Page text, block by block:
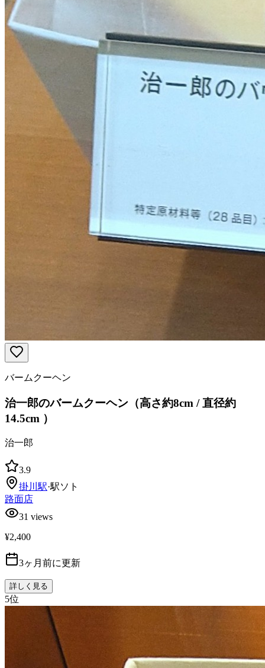
バームクーヘン
治一郎のバームクーヘン（高さ約8cm / 直径約
14.5cm ）
治一郎
3.9
掛川 駅·駅ソト
路面店
31 views
¥2,400
3ヶ月前に更新
詳しく見る
5位